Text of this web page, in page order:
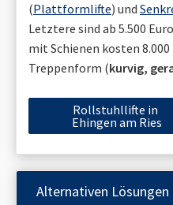
(Plattformlifte) und
Letztere sind ab 5.500
mit Schienen kosten
Treppenform (kurvig,
Rollstuhllifte in
Ehingen am Ries
Alternativen Lösungen